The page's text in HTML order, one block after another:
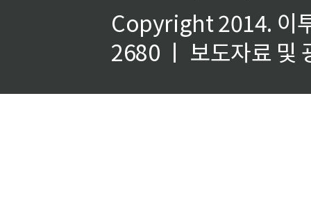
Copyright 2014. 이
2680 ㅣ 보도자료